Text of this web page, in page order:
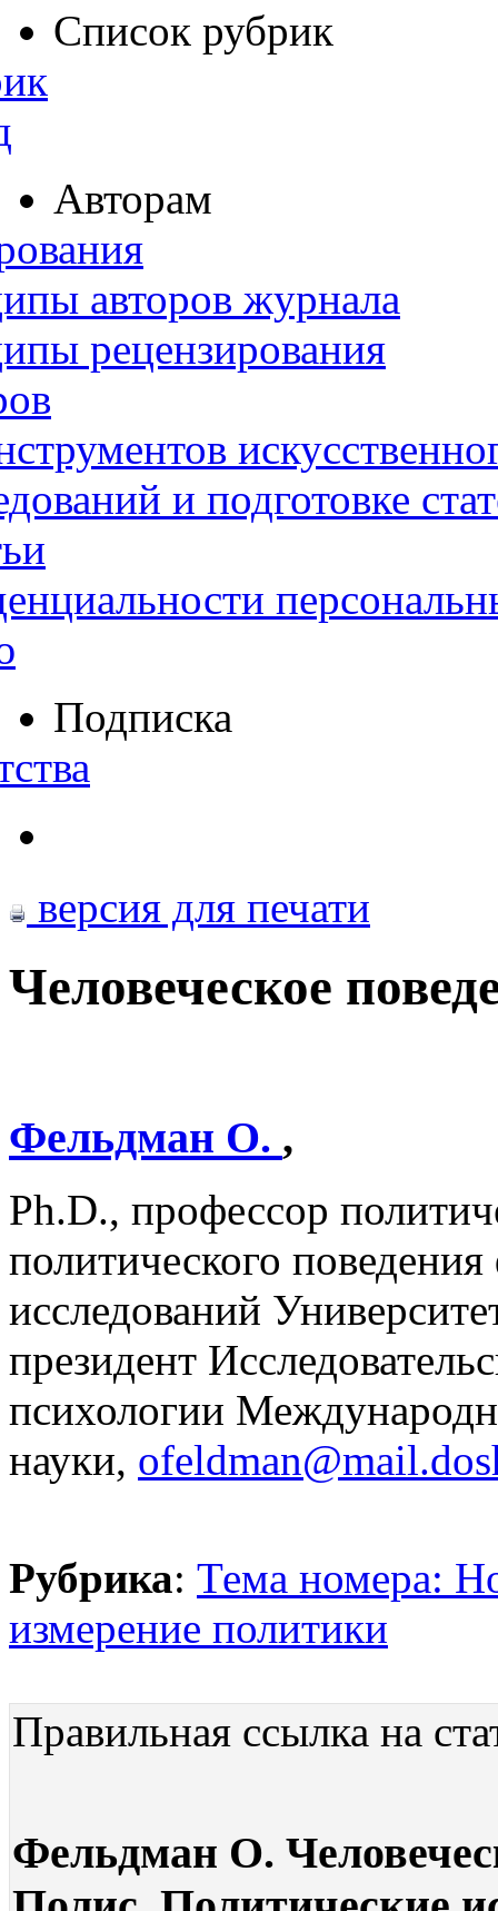
Список рубрик
Авторам
авторов журнала
рецензирования
и подготовке
Подписка
версия для печати
Человеческое
Фельдман О. ,
Ph.D., профессор
политического
исследований
президент
психологии
науки,
Рубрика: Тема номера:
измерение политики
Правильная ссылка на
Фельдман О.